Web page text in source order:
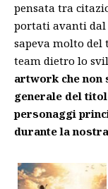
pensata tra
portati avanti dal
sapeva molto del
team dietro lo
artwork che non
generale del
personaggi
durante la